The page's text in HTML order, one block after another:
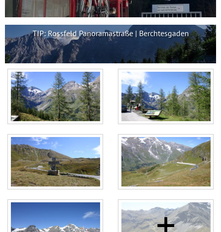
TIP: Rossfeld Panoramastraße | Berchtesgaden